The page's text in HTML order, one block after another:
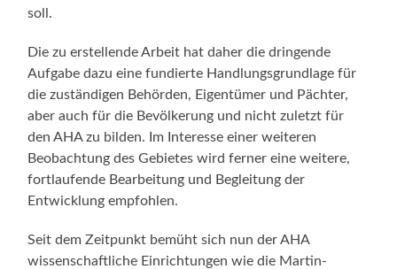
soll.
Die zu erstellende Arbeit hat daher die dringende
Aufgabe dazu eine fundierte Handlungsgrundlage für
die zuständigen Behörden, Eigentümer und Pächter,
aber auch für die Bevölkerung und nicht zuletzt für
den AHA zu bilden. Im Interesse einer weiteren
Beobachtung des Gebietes wird ferner eine weitere,
fortlaufende Bearbeitung und Begleitung der
Entwicklung empfohlen.
Seit dem Zeitpunkt bemüht sich nun der AHA
wissenschaftliche Einrichtungen wie die Martin-